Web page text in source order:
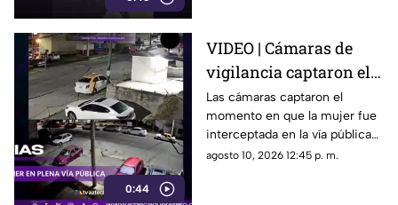
0:44
VIDEO | Cámaras de
vigilancia captaron el
momento que agred3n
a mujer durante asalt0
nocturno
Las cámaras captaron el
momento en que la mujer fue
interceptada en la vía pública
para despojarla de sus
agosto 10, 2026 12:45 p. m.